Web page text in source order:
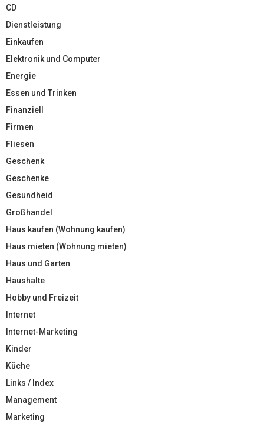
CD
Dienstleistung
Einkaufen
Elektronik und Computer
Energie
Essen und Trinken
Finanziell
Firmen
Fliesen
Geschenk
Geschenke
Gesundheid
Großhandel
Haus kaufen (Wohnung kaufen)
Haus mieten (Wohnung mieten)
Haus und Garten
Haushalte
Hobby und Freizeit
Internet
Internet-Marketing
Kinder
Küche
Links / Index
Management
Marketing